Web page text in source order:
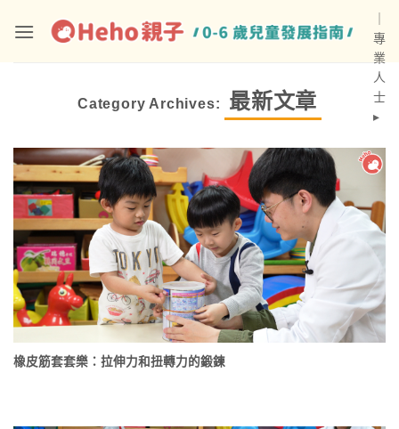
專
業
人
士
▸
Category Archives: 最新文章
橡皮筋套套樂：拉伸力和扭轉力的鍛鍊